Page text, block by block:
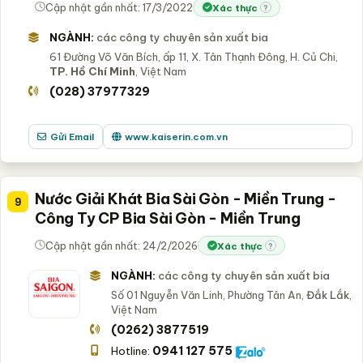
Cập nhật gần nhất: 17/3/2022 Xác thực ?
NGÀNH: các công ty chuyên sản xuất bia
61 Đường Võ Văn Bích, ấp 11, X. Tân Thạnh Đông, H. Củ Chi,
TP. Hồ Chí Minh , Việt Nam
(028) 37977329
Gửi Email www.kaiserin.com.vn
9
Nước Giải Khát Bia Sài Gòn - Miền Trung -
Công Ty CP Bia Sài Gòn - Miền Trung
Cập nhật gần nhất: 24/2/2026 Xác thực ?
NGÀNH: các công ty chuyên sản xuất bia
Số 01 Nguyễn Văn Linh, Phường Tân An, Đắk Lắk,
Việt Nam
(0262) 3877519
Hotline: 0941 127 575